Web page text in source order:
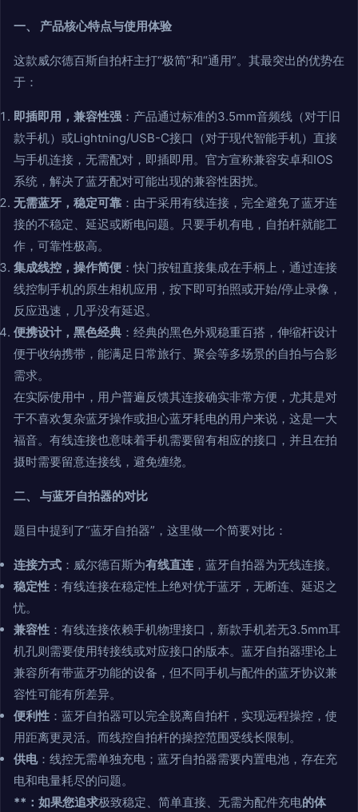
一、 产品核心特点与使用体验
这款威尔德百斯自拍杆主打“极简”和“通用”。其最突出的优势在
于：
即插即用，兼容性强 ：产品通过标准的3.5mm音频线（对于旧
款手机）或Lightning/USB-C接口（对于现代智能手机）直接
与手机连接，无需配对，即插即用。官方宣称兼容安卓和IOS
系统，解决了蓝牙配对可能出现的兼容性困扰。
无需蓝牙，稳定可靠 ：由于采用有线连接，完全避免了蓝牙连
接的不稳定、延迟或断电问题。只要手机有电，自拍杆就能工
作，可靠性极高。
集成线控，操作简便 ：快门按钮直接集成在手柄上，通过连接
线控制手机的原生相机应用，按下即可拍照或开始/停止录像，
反应迅速，几乎没有延迟。
便携设计，黑色经典 ：经典的黑色外观稳重百搭，伸缩杆设计
便于收纳携带，能满足日常旅行、聚会等多场景的自拍与合影
需求。
在实际使用中，用户普遍反馈其连接确实非常方便，尤其是对
于不喜欢复杂蓝牙操作或担心蓝牙耗电的用户来说，这是一大
福音。有线连接也意味着手机需要留有相应的接口，并且在拍
摄时需要留意连接线，避免缠绕。
二、 与蓝牙自拍器的对比
题目中提到了“蓝牙自拍器”，这里做一个简要对比：
连接方式 ：威尔德百斯为有线直连 ，蓝牙自拍器为无线连接。
稳定性 ：有线连接在稳定性上绝对优于蓝牙，无断连、延迟之
忧。
兼容性 ：有线连接依赖手机物理接口，新款手机若无3.5mm耳
机孔则需要使用转接线或对应接口的版本。蓝牙自拍器理论上
兼容所有带蓝牙功能的设备，但不同手机与配件的蓝牙协议兼
容性可能有所差异。
便利性 ：蓝牙自拍器可以完全脱离自拍杆，实现远程操控，使
用距离更灵活。而线控自拍杆的操控范围受线长限制。
供电：线控无需单独充电；蓝牙自拍器需要内置电池，存在充
电和电量耗尽的问题。
**：如果您追求极致稳定、简单直接、无需为配件充电的体